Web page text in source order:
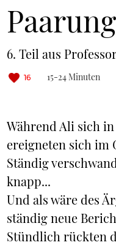
6. Teil aus
16 15-24 Minuten
Während Ali sich
ereigneten sich im
Ständig
knapp...
Und als wäre des
ständig neue
Stündlich rückten